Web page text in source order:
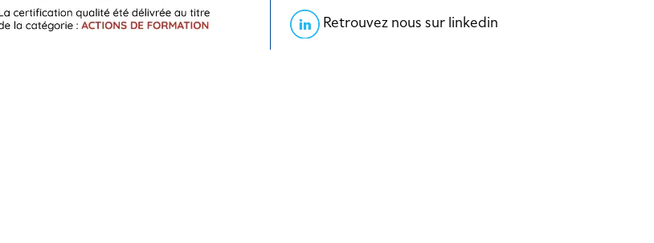
Retrouvez nous sur linkedin